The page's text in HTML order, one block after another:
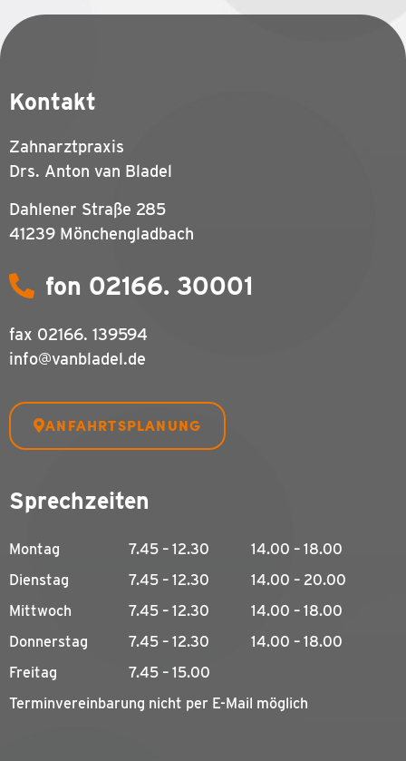
Kontakt
Zahnarztpraxis
Drs. Anton van Bladel
Dahlener Straße 285
41239 Mönchengladbach
fon 02166. 30001
fax 02166. 139594
info@vanbladel.de
ANFAHRTSPLANUNG
Sprechzeiten
Montag 7.45 – 12.30
14.00 – 18.00
Dienstag
7.45 – 12.30
14.00 – 20.00
Mittwoch
7.45 – 12.30
14.00 – 18.00
Donnerstag
7.45 – 12.30
14.00 – 18.00
Freitag
7.45 – 15.00
Terminvereinbarung nicht per E-Mail möglich